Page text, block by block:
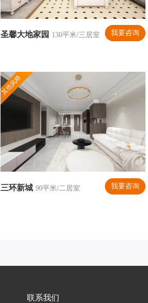
圣馨大地家园 130平米/三居室 我要咨询
其他风格
三环新城 90平米/二居室 我要咨询
联系我们